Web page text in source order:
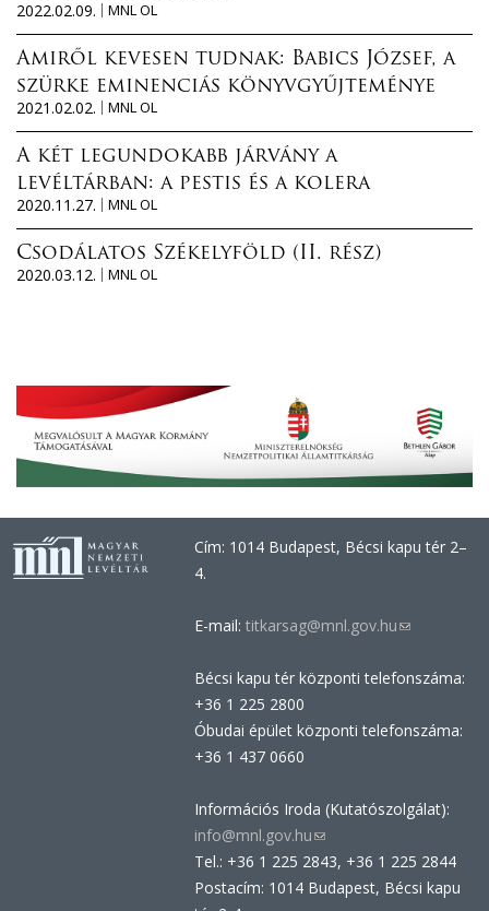
2022.02.09.
MNL OL
Amiről kevesen tudnak: Babics József, a
szürke eminenciás könyvgyűjteménye
2021.02.02.
MNL OL
A két legundokabb járvány a
levéltárban: a pestis és a kolera
2020.11.27.
MNL OL
Csodálatos Székelyföld (II. rész)
2020.03.12.
MNL OL
Cím: 1014 Budapest, Bécsi kapu tér 2–
4.
E-mail: titkarsag@mnl.gov.hu(link
e-
Bécsi kapu tér központi telefonszáma:
+36 1 225 2800
Óbudai épület központi telefonszáma:
+36 1 437 0660
Információs Iroda (Kutatószolgálat):
info@mnl.gov.hu(link
sends
e-
Tel.: +36 1 225 2843, +36 1 225 2844
Postacím: 1014 Budapest, Bécsi kapu